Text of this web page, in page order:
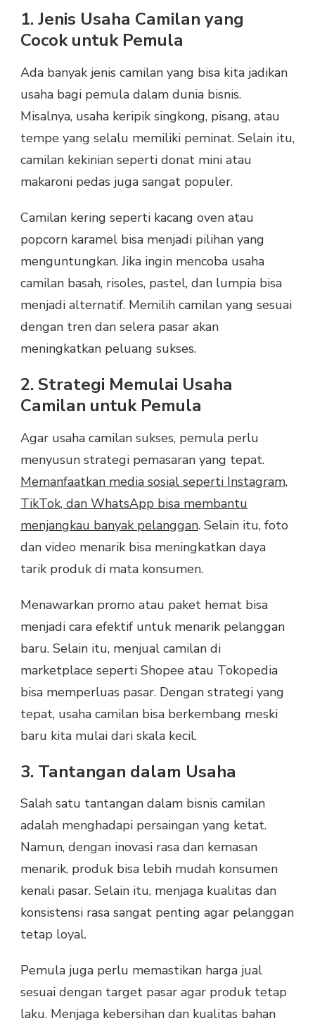
1. Jenis Usaha Camilan yang
Cocok untuk Pemula
Ada banyak jenis camilan yang bisa kita jadikan
usaha bagi pemula dalam dunia bisnis.
Misalnya, usaha keripik singkong, pisang, atau
tempe yang selalu memiliki peminat. Selain itu,
camilan kekinian seperti donat mini atau
makaroni pedas juga sangat populer.
Camilan kering seperti kacang oven atau
popcorn karamel bisa menjadi pilihan yang
menguntungkan. Jika ingin mencoba usaha
camilan basah, risoles, pastel, dan lumpia bisa
menjadi alternatif. Memilih camilan yang sesuai
dengan tren dan selera pasar akan
meningkatkan peluang sukses.
2. Strategi Memulai Usaha
Camilan untuk Pemula
Agar usaha camilan sukses, pemula perlu
menyusun strategi pemasaran yang tepat.
Memanfaatkan media sosial seperti Instagram,
TikTok, dan WhatsApp bisa membantu
menjangkau banyak pelanggan. Selain itu, foto
dan video menarik bisa meningkatkan daya
tarik produk di mata konsumen.
Menawarkan promo atau paket hemat bisa
menjadi cara efektif untuk menarik pelanggan
baru. Selain itu, menjual camilan di
marketplace seperti Shopee atau Tokopedia
bisa memperluas pasar. Dengan strategi yang
tepat, usaha camilan bisa berkembang meski
baru kita mulai dari skala kecil.
3. Tantangan dalam Usaha
Salah satu tantangan dalam bisnis camilan
adalah menghadapi persaingan yang ketat.
Namun, dengan inovasi rasa dan kemasan
menarik, produk bisa lebih mudah konsumen
kenali pasar. Selain itu, menjaga kualitas dan
konsistensi rasa sangat penting agar pelanggan
tetap loyal.
Pemula juga perlu memastikan harga jual
sesuai dengan target pasar agar produk tetap
laku. Menjaga kebersihan dan kualitas bahan